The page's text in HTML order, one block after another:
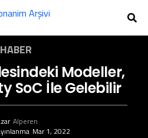
HABER
Modeller,
SoC İle Gelebilir
Alperen
Mar 1, 2022